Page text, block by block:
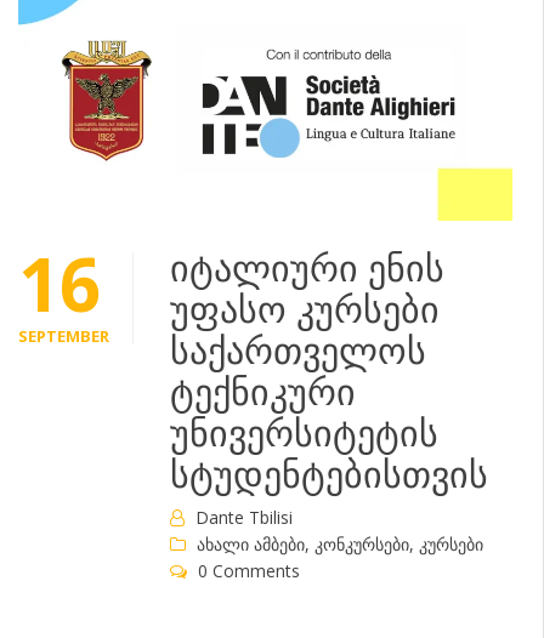
16
SEPTEMBER
იტალიური ენის
უფასო კურსები
საქართველოს
ტექნიკური
უნივერსიტეტის
სტუდენტებისთვის
Dante Tbilisi
ახალი ამბები, კონკურსები, კურსები
0 Comments